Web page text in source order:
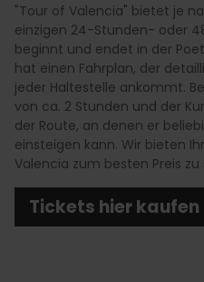
"Tour of Valencia" bietet je
einzigen 24-Stunden- oder
beginnt und endet in der
hat einen Fahrplan, der
jeder Haltestelle ankommt.
von ca. 2 Stunden und der
der Route, an denen er
einsteigen kann. Wir bieten
Valencia zum besten Preis zu
Tickets hier kaufen